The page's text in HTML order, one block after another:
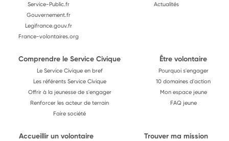
Service-Public.fr
Gouvernement.fr
Legifrance.gouv.fr
France-volontaires.org
Actualités
Comprendre le Service Civique
Le Service Civique en bref
Les référents Service Civique
Offrir à la jeunesse de s'engager
Renforcer les acteur de terrain
Faire société
Être volontaire
Pourquoi s'engager
10 domaines d'action
Mon espace jeune
FAQ jeune
Accueillir un volontaire Trouver ma mission